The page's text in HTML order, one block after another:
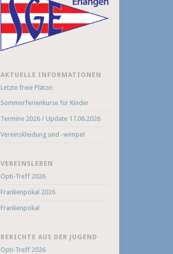
AKTUELLE INFORMATIONEN
Letzte freie Plätze:
Sommerferienkurse für Kinder
Termine 2026 / Update 17.06.2026
Vereinskleidung und -wimpel
VEREINSLEBEN
Opti-Treff 2026
Frankenpokal 2026
Frankenpokal
BERICHTE AUS DER JUGEND
Opti-Treff 2026